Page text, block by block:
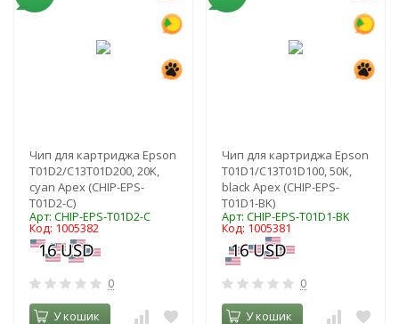
Чип для картриджа Epson
T01D2/C13T01D200, 20K,
cyan Apex (CHIP-EPS-
T01D2-C)
Арт: CHIP-EPS-T01D2-C
Код: 1005382
0
У кошик
Чип для картриджа Epson
T01D1/C13T01D100, 50K,
black Apex (CHIP-EPS-
T01D1-BK)
Арт: CHIP-EPS-T01D1-BK
Код: 1005381
0
У кошик